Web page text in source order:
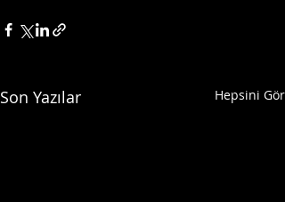
Son Yazılar Hepsini Gör